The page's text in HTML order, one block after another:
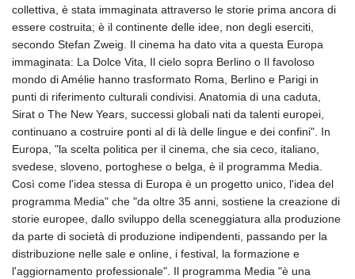
IRR
1584348.162378
ISK 142.411184
JEP 0.856496
JMD 183.008911
JOD 0.81702
JPY 182.503455
KES 149.119782
KGS 100.775889
KHR
4683.930475
KMF 492.065825
KRW
1633.531568
KWD 0.356065
KYD 0.962162
collettiva, è stata immaginata attraverso le storie prima ancora di
essere costruita; è il continente delle idee, non degli eserciti,
secondo Stefan Zweig. Il cinema ha dato vita a questa Europa
immaginata: La Dolce Vita, Il cielo sopra Berlino o Il favoloso
mondo di Amélie hanno trasformato Roma, Berlino e Parigi in
punti di riferimento culturali condivisi. Anatomia di una caduta,
Sirat o The New Years, successi globali nati da talenti europei,
continuano a costruire ponti al di là delle lingue e dei confini". In
Europa, "la scelta politica per il cinema, che sia ceco, italiano,
svedese, sloveno, portoghese o belga, è il programma Media.
Così come l'idea stessa di Europa è un progetto unico, l'idea del
programma Media" che "da oltre 35 anni, sostiene la creazione di
storie europee, dallo sviluppo della sceneggiatura alla produzione
da parte di società di produzione indipendenti, passando per la
distribuzione nelle sale e online, i festival, la formazione e
l'aggiornamento professionale". Il programma Media "è una